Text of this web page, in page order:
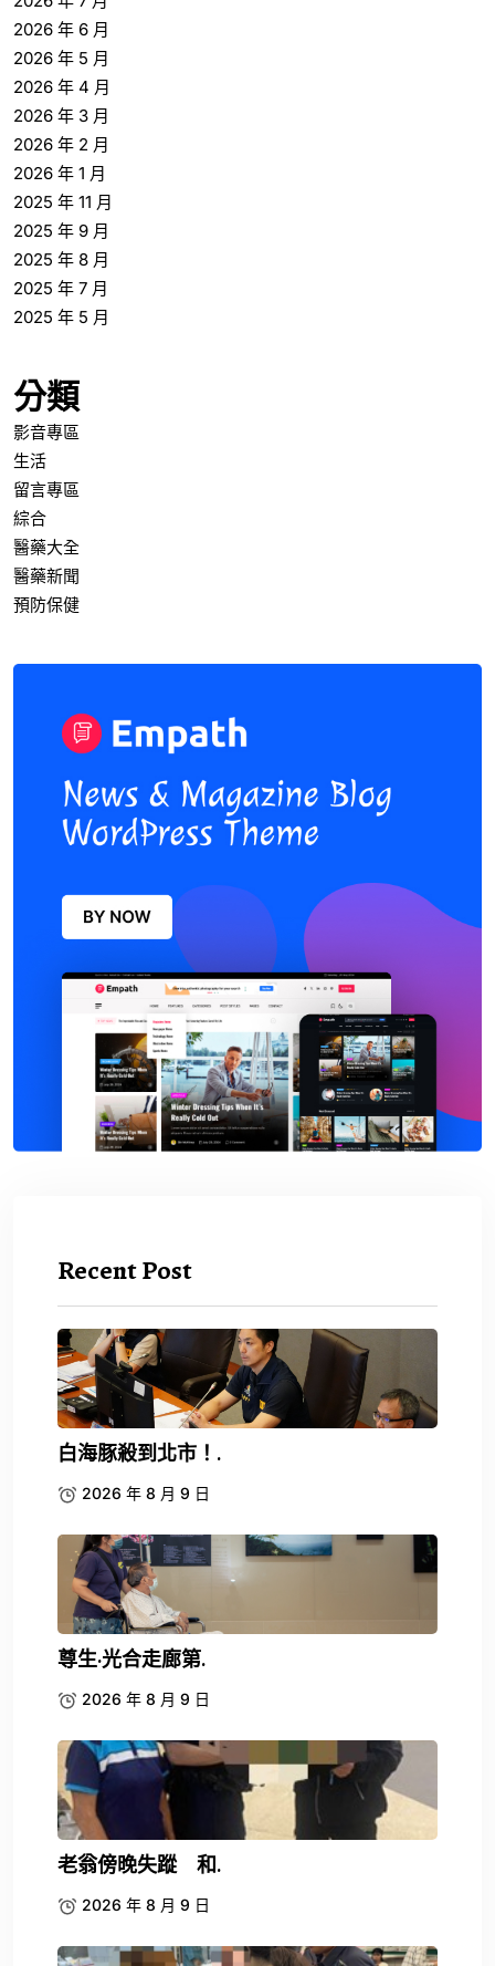
2026 年 6 月
2026 年 5 月
2026 年 4 月
2026 年 3 月
2026 年 2 月
2026 年 1 月
2025 年 11 月
2025 年 9 月
2025 年 8 月
2025 年 7 月
2025 年 5 月
分類
影音專區
生活
留言專區
綜合
醫藥大全
醫藥新聞
預防保健
Recent Post
白海豚殺到北市！.
2026 年 8 月 9 日
尊生·光合走廊第.
2026 年 8 月 9 日
老翁傍晚失蹤 和.
2026 年 8 月 9 日